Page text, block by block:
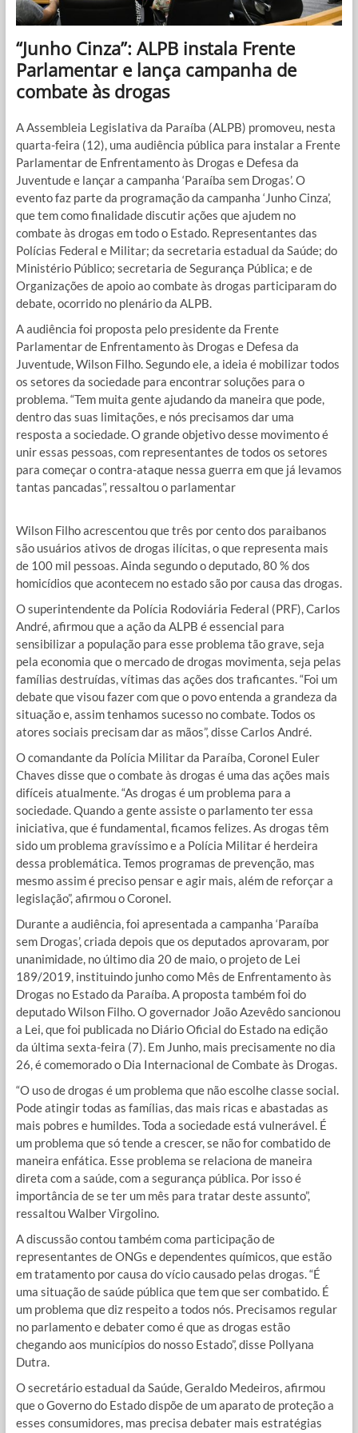
“Junho Cinza”: ALPB instala Frente
Parlamentar e lança campanha de
combate às drogas
A Assembleia Legislativa da Paraíba (ALPB) promoveu, nesta
quarta-feira (12), uma audiência pública para instalar a Frente
Parlamentar de Enfrentamento às Drogas e Defesa da
Juventude e lançar a campanha ‘Paraíba sem Drogas’. O
evento faz parte da programação da campanha ‘Junho Cinza’,
que tem como finalidade discutir ações que ajudem no
combate às drogas em todo o Estado. Representantes das
Polícias Federal e Militar; da secretaria estadual da Saúde; do
Ministério Público; secretaria de Segurança Pública; e de
Organizações de apoio ao combate às drogas participaram do
debate, ocorrido no plenário da ALPB.
A audiência foi proposta pelo presidente da Frente
Parlamentar de Enfrentamento às Drogas e Defesa da
Juventude, Wilson Filho. Segundo ele, a ideia é mobilizar todos
os setores da sociedade para encontrar soluções para o
problema. “Tem muita gente ajudando da maneira que pode,
dentro das suas limitações, e nós precisamos dar uma
resposta a sociedade. O grande objetivo desse movimento é
unir essas pessoas, com representantes de todos os setores
para começar o contra-ataque nessa guerra em que já levamos
tantas pancadas”, ressaltou o parlamentar
Wilson Filho acrescentou que três por cento dos paraibanos
são usuários ativos de drogas ilícitas, o que representa mais
de 100 mil pessoas. Ainda segundo o deputado, 80 % dos
homicídios que acontecem no estado são por causa das drogas.
O superintendente da Polícia Rodoviária Federal (PRF), Carlos
André, afirmou que a ação da ALPB é essencial para
sensibilizar a população para esse problema tão grave, seja
pela economia que o mercado de drogas movimenta, seja pelas
famílias destruídas, vítimas das ações dos traficantes. “Foi um
debate que visou fazer com que o povo entenda a grandeza da
situação e, assim tenhamos sucesso no combate. Todos os
atores sociais precisam dar as mãos”, disse Carlos André.
O comandante da Polícia Militar da Paraíba, Coronel Euler
Chaves disse que o combate às drogas é uma das ações mais
difíceis atualmente. “As drogas é um problema para a
sociedade. Quando a gente assiste o parlamento ter essa
iniciativa, que é fundamental, ficamos felizes. As drogas têm
sido um problema gravíssimo e a Polícia Militar é herdeira
dessa problemática. Temos programas de prevenção, mas
mesmo assim é preciso pensar e agir mais, além de reforçar a
legislação”, afirmou o Coronel.
Durante a audiência, foi apresentada a campanha ‘Paraíba
sem Drogas’, criada depois que os deputados aprovaram, por
unanimidade, no último dia 20 de maio, o projeto de Lei
189/2019, instituindo junho como Mês de Enfrentamento às
Drogas no Estado da Paraíba. A proposta também foi do
deputado Wilson Filho. O governador João Azevêdo sancionou
a Lei, que foi publicada no Diário Oficial do Estado na edição
da última sexta-feira (7). Em Junho, mais precisamente no dia
26, é comemorado o Dia Internacional de Combate às Drogas.
“O uso de drogas é um problema que não escolhe classe social.
Pode atingir todas as famílias, das mais ricas e abastadas as
mais pobres e humildes. Toda a sociedade está vulnerável. É
um problema que só tende a crescer, se não for combatido de
maneira enfática. Esse problema se relaciona de maneira
direta com a saúde, com a segurança pública. Por isso é
importância de se ter um mês para tratar deste assunto”,
ressaltou Walber Virgolino.
A discussão contou também coma participação de
representantes de ONGs e dependentes químicos, que estão
em tratamento por causa do vício causado pelas drogas. “É
uma situação de saúde pública que tem que ser combatido. É
um problema que diz respeito a todos nós. Precisamos regular
no parlamento e debater como é que as drogas estão
chegando aos municípios do nosso Estado”, disse Pollyana
Dutra.
O secretário estadual da Saúde, Geraldo Medeiros, afirmou
que o Governo do Estado dispõe de um aparato de proteção a
esses consumidores, mas precisa debater mais estratégias